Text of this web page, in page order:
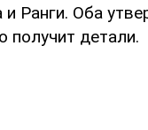
Ранги. Оба
получит детали.